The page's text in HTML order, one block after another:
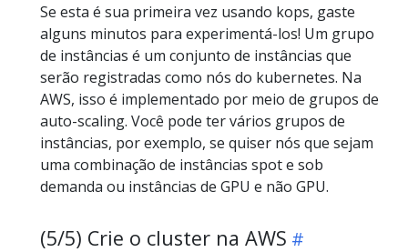
Se esta é sua primeira vez usando kops, gaste
alguns minutos para experimentá-los! Um grupo
de instâncias é um conjunto de instâncias que
serão registradas como nós do kubernetes. Na
AWS, isso é implementado por meio de grupos de
auto-scaling. Você pode ter vários grupos de
instâncias, por exemplo, se quiser nós que sejam
uma combinação de instâncias spot e sob
demanda ou instâncias de GPU e não GPU.
(5/5) Crie o cluster na AWS